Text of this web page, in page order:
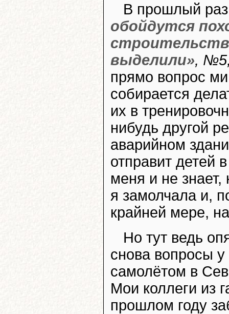
В прошлый
обойдутся
выделили», №5,
прямо вопрос
собирается
их в
нибудь другой
аварийном
отправит детей
меня и не знает,
я замолчала и,
крайней мере,
Но тут ведь
снова вопросы
самолётом в
Мои коллеги из
прошлом году